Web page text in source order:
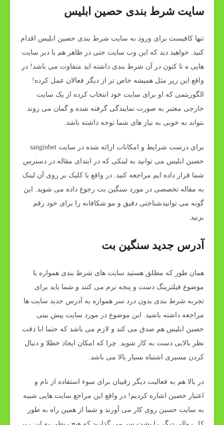
سایت شرط بندی حصین ابلیس
تنها کافیست برای ورود به سایت شرط بندی حصین ابلیس اقدام
کنید. خواهید دید که این وب سایت حتی در ظاهر هم با دیر سایت
هایی ه تا کنون در آن شرط بندی داشته اید متفاوت می باشد! در
واقع این رپر مثل همیشه خاص تر از دیگر فعالان عمل کرده!
الگوریتمی که او برای سایت خود انتخاب کرده از یک سایت
خارجی معتبر به صورت نمایندگی گرفته شده و گمان می روند
بتواند به خوبی به نیاز های شما توجه داشته باشد.
برای درست شرایط و امکانات ارائه شده در سایت sanginbet
حصین ابلیس می توانید به لینکی که در ابتدای مقاله در دسترس
شما قرار داده ایم مراجعه کنید. در واقع با کلیک بر روی آن لینک
به مقاله تخصصی در مورد سنگین بت رجوع داده می شوید. این
گونه می توانیدشناختی دقیق و مو شکافانه را برای خود رقم
بزنید.
آدرس جدید سنگین بت
همان طور که مطلق هستید سایت های شرط بندی همواره با
موضوع فیلترینگ دست و پنجه نرم می کنند و.شما باید برای
تجربه شرط بندی بدون درد سر همواره به آدرس جدید سایت ها
مراجعه داشته باشید. این موضوع در مورد سایت پیش بینی
حصین ابلیس هم صدق می کند و لازم می باشد که حتما ابا دقت
نظر بالایی دست به کار شوید. چرا که امکان ایجاد خطلا و دنبال
کردن مسیری اشتباه بسیار بالا می باشد.
در بالا هم به فعالیت دیگر رقیبان برای سوء استفاده از نام و
اعتبار حصین اشاره کردیم! در واقع این مراجع سایت هایی شبیه
به سایت حسین روی کار می آورند و شما از همین راه به طور